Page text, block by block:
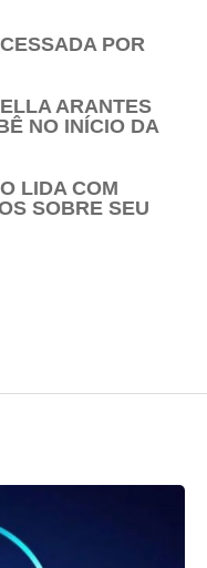
POR
ARANTES
NO INÍCIO DA
LIDA COM
SOBRE SEU